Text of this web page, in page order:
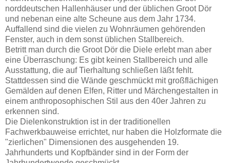
norddeutschen Hallenhäuser und der üblichen Groot Dör
und nebenan eine alte Scheune aus dem Jahr 1734.
Auffallend sind die vielen zu Wohnräumen gehörenden
Fenster, auch in dem sonst üblichen Stallbereich.
Betritt man durch die Groot Dör die Diele erlebt man aber
eine Überraschung: Es gibt keinen Stallbereich und alle
Ausstattung, die auf Tierhaltung schließen läßt fehlt.
Stattdessen sind die Wände geschmückt mit großflächigen
Gemälden auf denen Elfen, Ritter und Märchengestalten in
einem anthroposophischen Stil aus den 40er Jahren zu
erkennen sind.
Die Dielenkonstruktion ist in der traditionellen
Fachwerkbauweise errichtet, nur haben die Holzformate die
"zierlichen" Dimensionen des ausgehenden 19.
Jahrhunderts und Kopfbänder sind in der Form der